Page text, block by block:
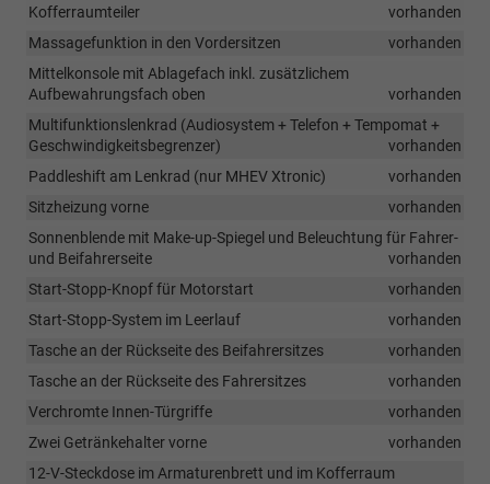
Kofferraumteiler
vorhanden
Massagefunktion in den Vordersitzen
vorhanden
Mittelkonsole mit Ablagefach inkl. zusätzlichem
Aufbewahrungsfach oben
vorhanden
Multifunktionslenkrad (Audiosystem + Telefon + Tempomat +
Geschwindigkeitsbegrenzer)
vorhanden
Paddleshift am Lenkrad (nur MHEV Xtronic)
vorhanden
Sitzheizung vorne
vorhanden
Sonnenblende mit Make-up-Spiegel und Beleuchtung für Fahrer-
und Beifahrerseite
vorhanden
Start-Stopp-Knopf für Motorstart
vorhanden
Start-Stopp-System im Leerlauf
vorhanden
Tasche an der Rückseite des Beifahrersitzes
vorhanden
Tasche an der Rückseite des Fahrersitzes
vorhanden
Verchromte Innen-Türgriffe
vorhanden
Zwei Getränkehalter vorne
vorhanden
12-V-Steckdose im Armaturenbrett und im Kofferraum